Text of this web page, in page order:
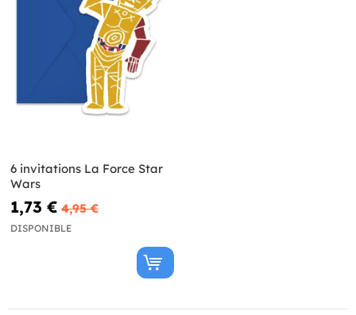
6 invitations La Force Star
Wars
1,73 € 4,95 €
DISPONIBLE